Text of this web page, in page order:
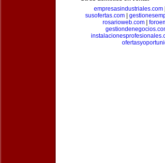
empresasindustriales.com|
susofertas.com|
rosarioweb.com